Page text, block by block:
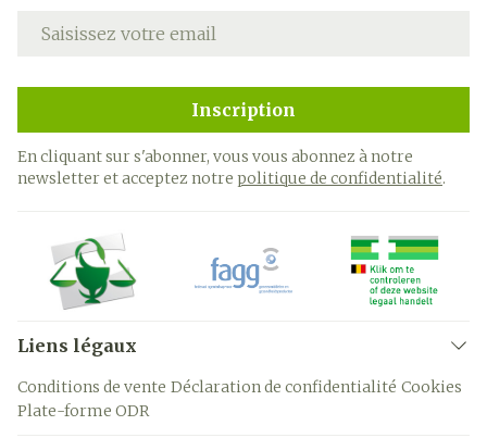
Adresse mail
Inscription
En cliquant sur s'abonner, vous vous abonnez à notre
newsletter et acceptez notre politique de confidentialité.
Liens légaux
Conditions de vente Déclaration de confidentialité Cookies
Plate-forme ODR